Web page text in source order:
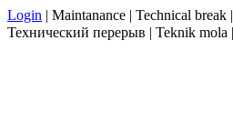
Login | Maintanance | Technical break
Технический перерыв | Teknik mola